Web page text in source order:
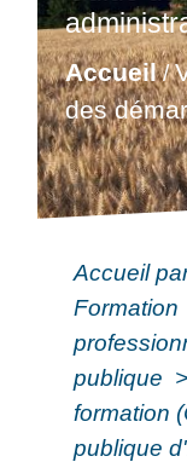
Accueil/
des
Accueil
Formation
publique >
formation
publique